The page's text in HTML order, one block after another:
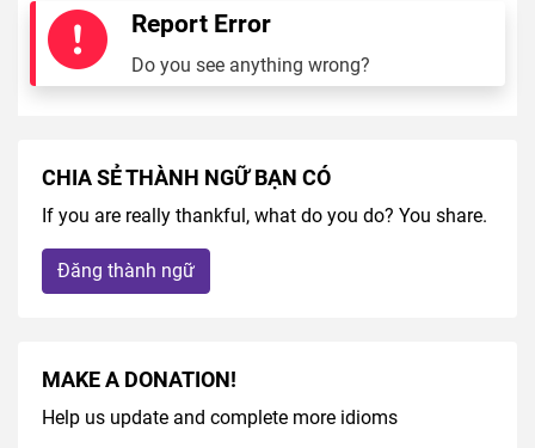
Report Error
Do you see anything wrong?
CHIA SẺ THÀNH NGỮ BẠN CÓ
If you are really thankful, what do you do? You share.
Đăng thành ngữ
MAKE A DONATION!
Help us update and complete more idioms